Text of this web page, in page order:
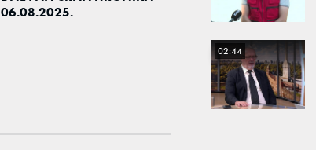
06.08.2025.
02:44